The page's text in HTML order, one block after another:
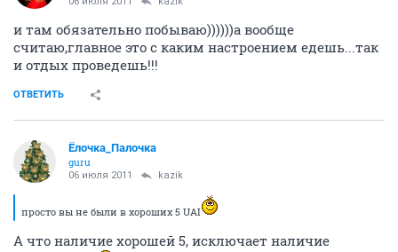
и там обязательно побываю))))))а вообще
считаю,главное это с каким настроением едешь...так
и отдых проведешь!!!
ОТВЕТИТЬ
Ёлочка_Палочка
guru
06 июля 2011 kazik
просто вы не были в хороших 5 UAI
А что наличие хорошей 5, исключает наличие